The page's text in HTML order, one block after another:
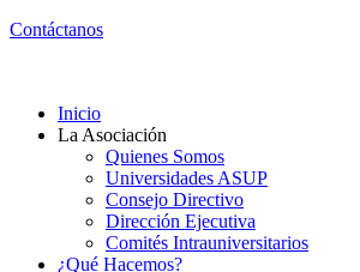
Contáctanos
Inicio
La Asociación
Quienes Somos
Universidades ASUP
Consejo Directivo
Dirección Ejecutiva
Comités Intrauniversitarios
¿Qué Hacemos?